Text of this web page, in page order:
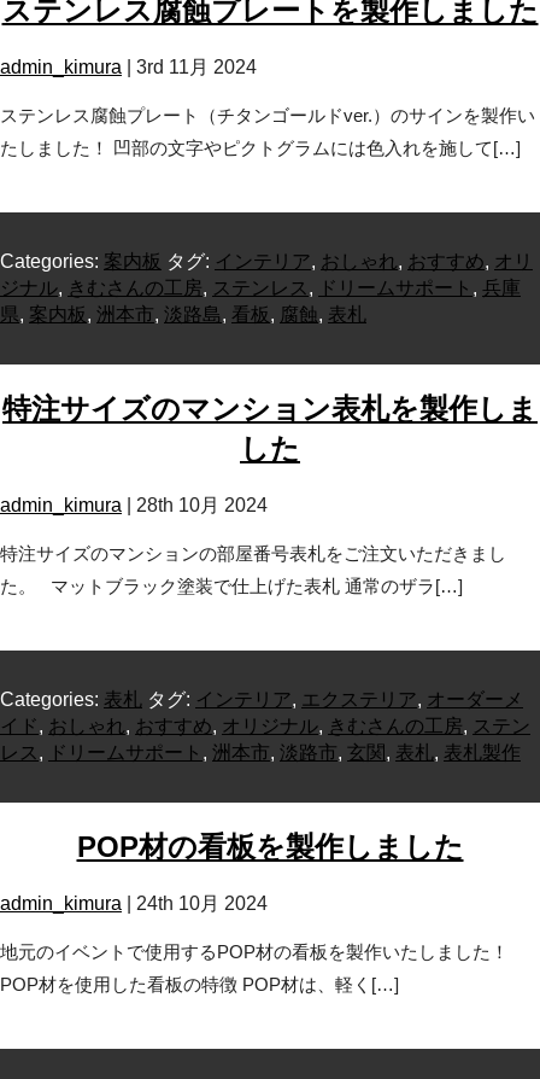
ステンレス腐蝕プレートを製作しました
admin_kimura 3rd 11月 2024
ステンレス腐蝕プレート（チタンゴールドver.）のサインを製作い
たしました！ 凹部の文字やピクトグラムには色入れを施して[…]
Categories: 案内板 タグ: インテリア, おしゃれ, おすすめ, オリ
ジナル, きむさんの工房, ステンレス , ドリームサポート , 兵庫
県, 案内板, 洲本市, 淡路島, 看板, 腐蝕, 表札
特注サイズのマンション表札を製作しま
した
admin_kimura 28th 10月 2024
特注サイズのマンションの部屋番号表札をご注文いただきまし
た。 マットブラック塗装で仕上げた表札 通常のザラ[…]
Categories: 表札 タグ: インテリア, エクステリア, オーダーメ
イド, おしゃれ, おすすめ, オリジナル, きむさんの工房, ステン
レス , ドリームサポート , 洲本市, 淡路市, 玄関, 表札, 表札製作
POP材の看板を製作しました
admin_kimura 24th 10月 2024
地元のイベントで使用するPOP材の看板を製作いたしました！
POP材を使用した看板の特徴 POP材は、軽く[…]